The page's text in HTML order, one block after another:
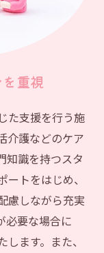
重視
た支援を行う施
介護などのケア
知識を持つスタ
トをはじめ、
慮しながら充実
必要な場合に
ます。また、